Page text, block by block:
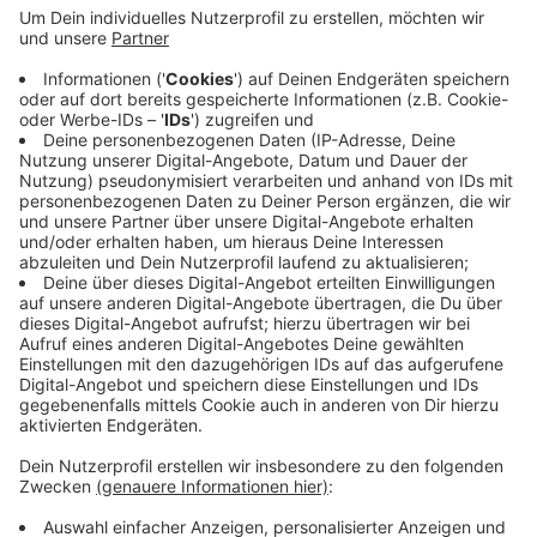
und Flammen im Erdgeschoss.
Veröffentlicht:Dienstag, 18.06.2019 07:08
Anzeige
Die Einsatzkräfte waren nach wenigen Minuten da und
konnten das Feuer schnell löschen. Nur die Fassade
wurde beschädigt. Wie der Brand entstanden ist, ist
unklar. Die Polizei ermittelt.
Anzeige
Anzeige